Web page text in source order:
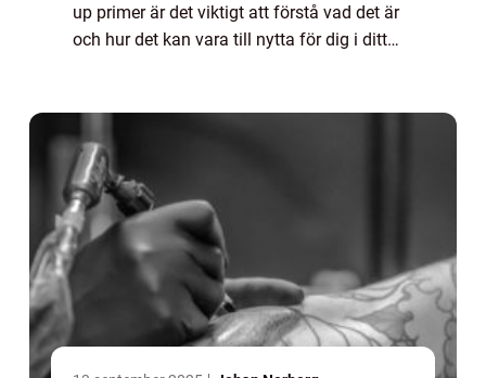
up primer är det viktigt att förstå vad det är
och hur det kan vara till nytta för dig i ditt